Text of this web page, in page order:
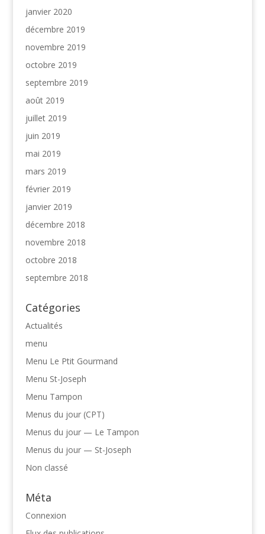
janvier 2020
décembre 2019
novembre 2019
octobre 2019
septembre 2019
août 2019
juillet 2019
juin 2019
mai 2019
mars 2019
février 2019
janvier 2019
décembre 2018
novembre 2018
octobre 2018
septembre 2018
Catégories
Actualités
menu
Menu Le Ptit Gourmand
Menu St-Joseph
Menu Tampon
Menus du jour (CPT)
Menus du jour — Le Tampon
Menus du jour — St-Joseph
Non classé
Méta
Connexion